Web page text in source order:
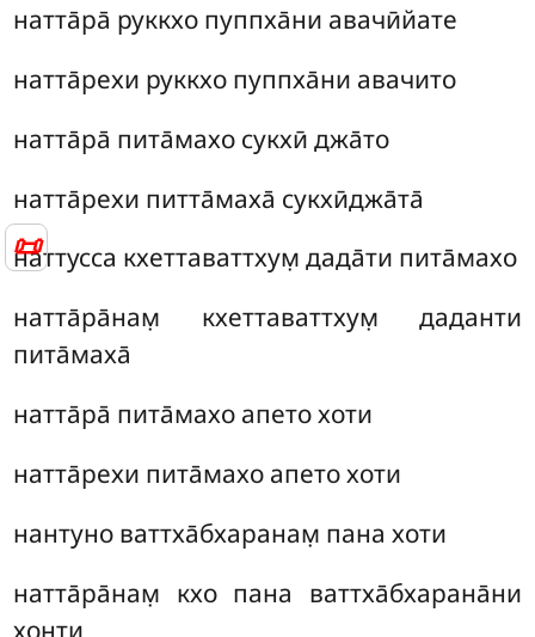
📜
натта̄ра̄ руккхо пуппха̄ни авачӣйате
натта̄рехи руккхо пуппха̄ни авачито
натта̄ра̄ пита̄махо сукхӣ джа̄то
натта̄рехи питта̄маха̄ сукхӣджа̄та̄
наттусса кхеттаваттхум̣ дада̄ти пита̄махо
натта̄ра̄нам̣ кхеттаваттхум̣ даданти
пита̄маха̄
натта̄ра̄ пита̄махо апето хоти
натта̄рехи пита̄махо апето хоти
нантуно ваттха̄бхаранам̣ пана хоти
натта̄ра̄нам̣ кхо пана ваттха̄бхарана̄ни
хонти